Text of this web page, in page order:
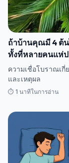
ถ้าบ้านคุณมี 4 ต้
ทั้งที่หลายคนแห่
ความเชื่อโบราณเ
และเหตุผล
⏱️ 1 นาทีในการอ่าน